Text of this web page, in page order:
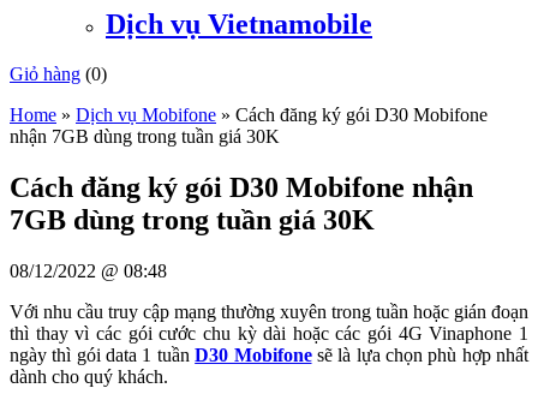
Dịch vụ Vietnamobile
Giỏ hàng (0)
Home » Dịch vụ Mobifone » Cách đăng ký gói D30 Mobifone
nhận 7GB dùng trong tuần giá 30K
Cách đăng ký gói D30 Mobifone nhận
7GB dùng trong tuần giá 30K
08/12/2022 @ 08:48
Với nhu cầu truy cập mạng thường xuyên trong tuần hoặc gián đoạn
thì thay vì các gói cước chu kỳ dài hoặc các gói 4G Vinaphone 1
ngày thì gói data 1 tuầnD30 Mobifonesẽ là lựa chọn phù hợp nhất
dành cho quý khách.